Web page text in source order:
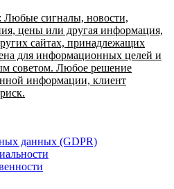
Любые сигналы, новости,
цены или другая информация,
сайтах, принадлежащих
для информационных целей и
советом. Любое решение
информации, клиент
данных (GDPR)